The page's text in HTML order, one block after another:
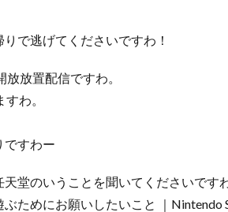
で逃げてくださいですわ！
放置配信ですわ。
わ。
ですわー
堂のいうことを聞いてくださいです
ためにお願いしたいこと ｜Nintendo